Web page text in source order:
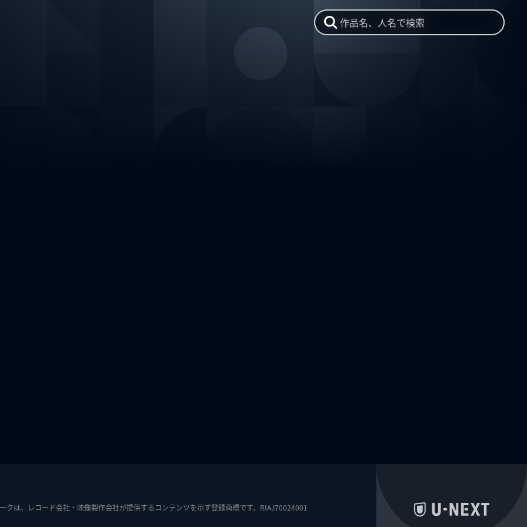
作品名、人名で検索
クは、レコード会社・映像製作会社が提供するコンテンツを示す登録商標です。RIAJ70024001